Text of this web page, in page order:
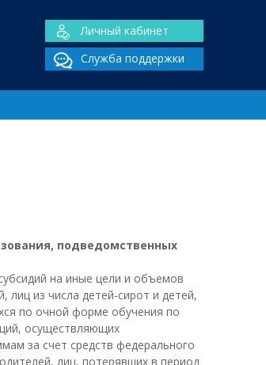
Личный кабинет
Служба поддержки
подведомственных
на иные цели и объемов
лиц из числа детей-сирот и детей,
по очной форме обучения по
осуществляющих
за счет средств федерального
лиц, потерявших в период